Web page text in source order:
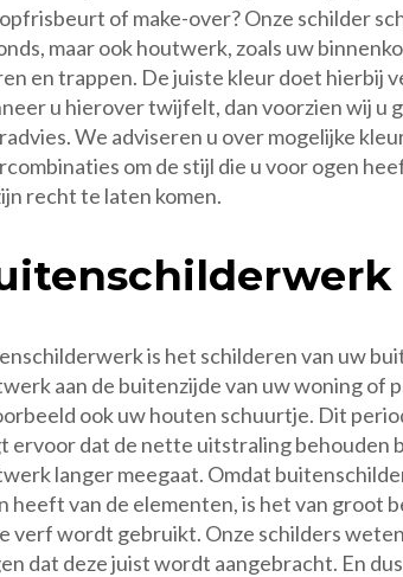
of make-over? Onze schilder
maar ook houtwerk, zoals uw
en trappen. De juiste kleur doet hierbij
u hierover twijfelt, dan voorzien wij u
We adviseren u over mogelijke
om de stijl die u voor ogen
recht te laten komen.
is het schilderen van uw
aan de buitenzijde van uw woning of
ook uw houten schuurtje. Dit
ervoor dat de nette uitstraling behouden
langer meegaat. Omdat
heeft van de elementen, is het van groot
verf wordt gebruikt. Onze schilders
dat deze juist wordt aangebracht. En